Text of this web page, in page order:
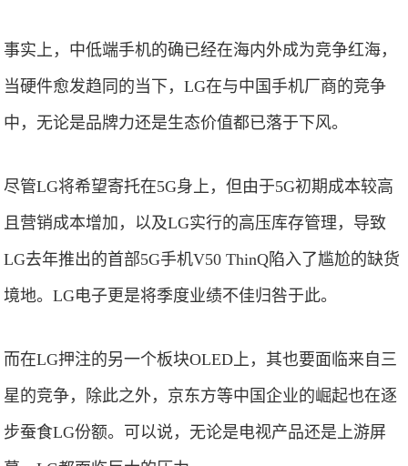
事实上，中低端手机的确已经在海内外成为竞争红海，
当硬件愈发趋同的当下，LG在与中国手机厂商的竞争
中，无论是品牌力还是生态价值都已落于下风。
尽管LG将希望寄托在5G身上，但由于5G初期成本较高
且营销成本增加，以及LG实行的高压库存管理，导致
LG去年推出的首部5G手机V50 ThinQ陷入了尴尬的缺货
境地。LG电子更是将季度业绩不佳归咎于此。
而在LG押注的另一个板块OLED上，其也要面临来自三
星的竞争，除此之外，京东方等中国企业的崛起也在逐
步蚕食LG份额。可以说，无论是电视产品还是上游屏